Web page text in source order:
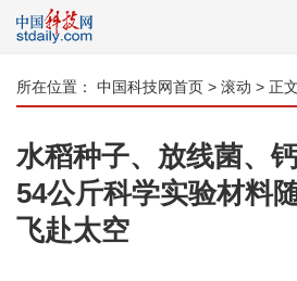
所在位置： 中国科技网首页 > 滚动 > 正文
水稻种子、放线菌、
54公斤科学实验材料
飞赴太空